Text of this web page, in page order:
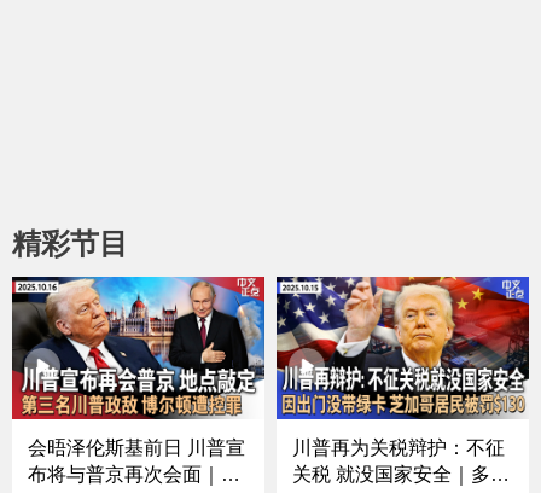
精彩节目
会晤泽伦斯基前日 川普宣
布将与普京再次会面｜芝
川普再为关税辩护：不征
关税 就没国家安全｜多家